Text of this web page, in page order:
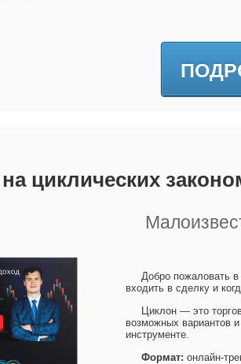
циклических
Добро пожаловать в
входить в сделку и
Циклон — это
возможных вариантов
инструменте.
Формат: онлайн-